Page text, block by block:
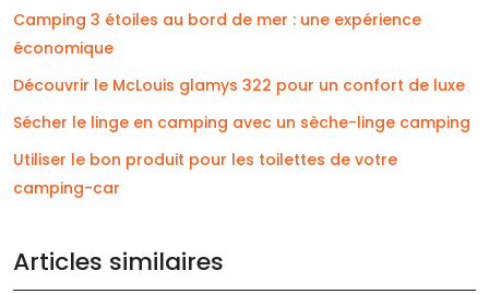
Camping 3 étoiles au bord de mer : une expérience
économique
Découvrir le McLouis glamys 322 pour un confort de luxe
Sécher le linge en camping avec un sèche-linge camping
Utiliser le bon produit pour les toilettes de votre
camping-car
Articles similaires